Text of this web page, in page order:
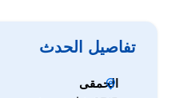
تفاصيل الحدث
الحمقى